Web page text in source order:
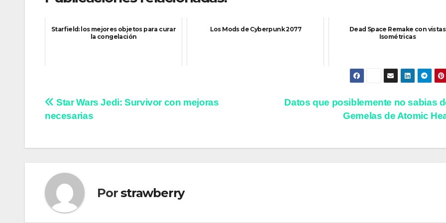
Starfield: los mejores objetos para curar
la congelación
Los Mods de Cyberpunk 2077
Dead Space Remake con vistas
Isométricas
Navegación
entradas
Datos que posiblemente no sabias
Gemelas de Atomic
Star Wars Jedi: Survivor con mejoras
necesarias
Porstrawberry